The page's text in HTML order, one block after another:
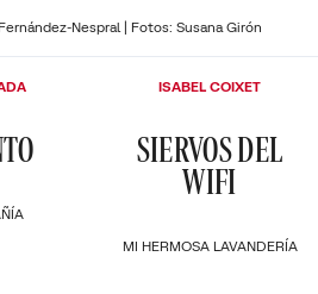
Nespral | Fotos: Susana Girón
MI HERMOSA LAVANDERÍA
SIERVOS DEL
WIFI
ISABEL COIXET